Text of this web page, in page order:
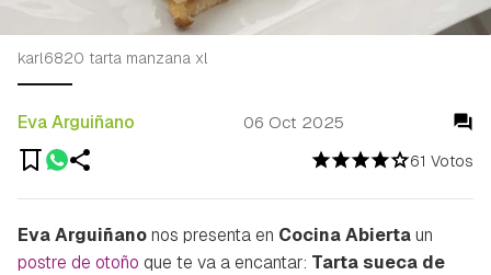
61 Votos
Eva Arguiñano 06 Oct 2025
karl6820 tarta manzana xl
Eva Arguiñanonos presenta en Cocina Abiertaun
postre de otoño que te va a encantar: Tarta sueca de